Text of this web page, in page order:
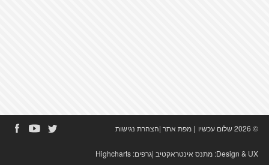
© 2026 שלום עכשיו | מפת אתר|הצהרת נגישות
Design & UX: מתנס אינטראקטיב|גרפים: Highcharts